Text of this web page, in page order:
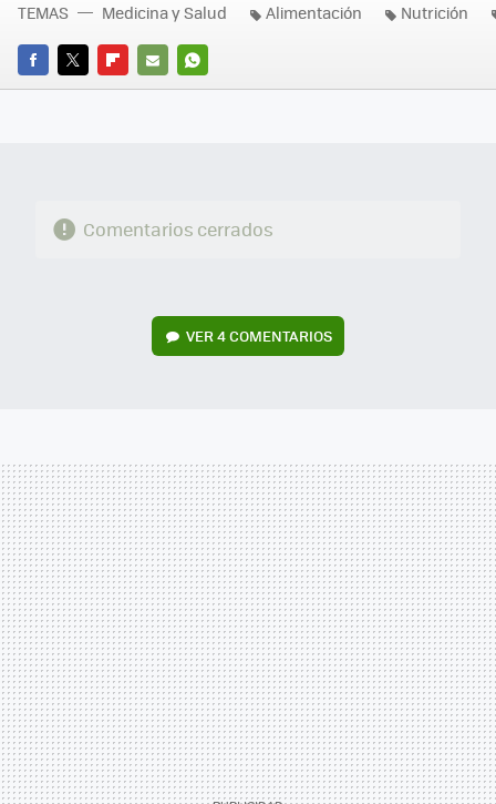
FACEBOOK
TWITTERFLIPBOARD
E-
WHATSAPP
TEMAS Medicina y Salud Alimentación Nutrición
Comentarios cerrados
VER 4 COMENTARIOS